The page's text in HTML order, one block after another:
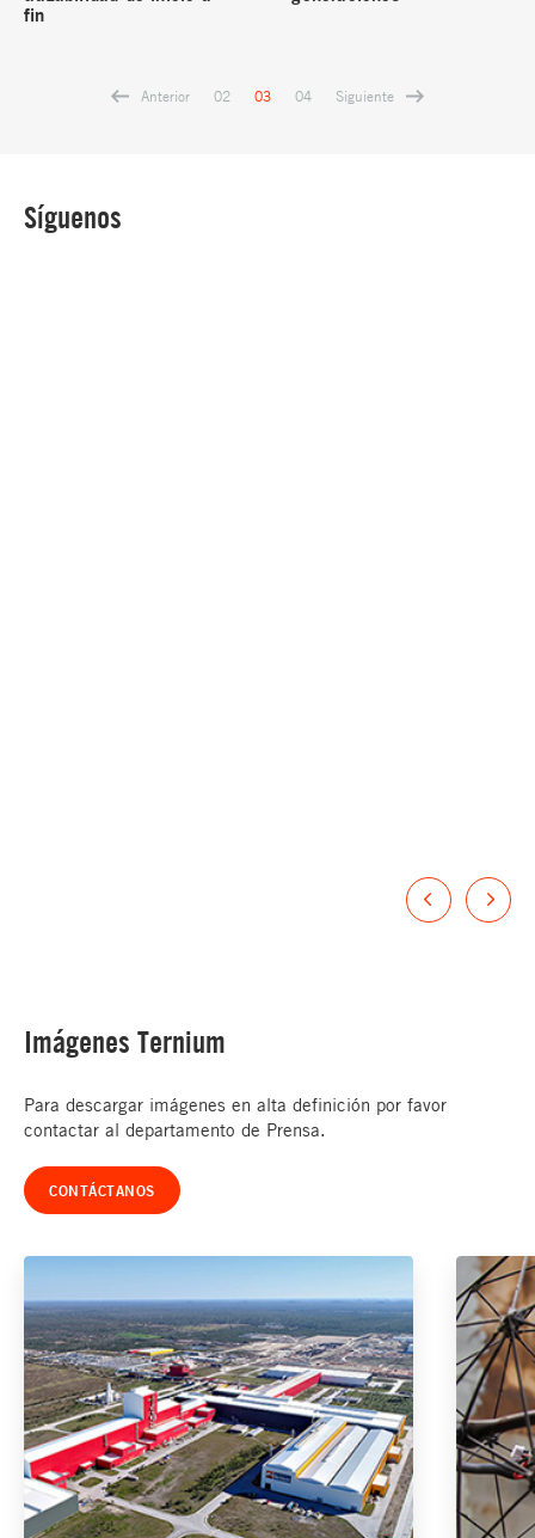
fin
Anterior 02 03 04 Siguiente
Síguenos
Imágenes Ternium
Para descargar imágenes en alta definición por favor
contactar al departamento de Prensa.
CONTÁCTANOS